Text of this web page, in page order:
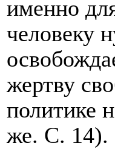
именно
человеку
жертву
политике
же. С. 14).